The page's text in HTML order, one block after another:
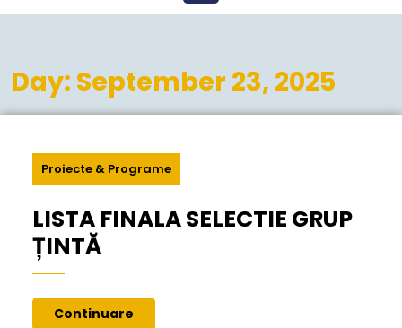
Open
Menu
Day: September 23, 2025
Proiecte & Programe
LISTA FINALA SELECTIE GRUP
ȚINTĂLISTA
SELECTIE
Continuare